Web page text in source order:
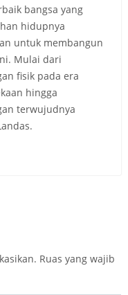
bangsa yang
hidupnya
untuk membangun
Mulai dari
fisik pada era
hingga
terwujudnya
Ruas yang wajib